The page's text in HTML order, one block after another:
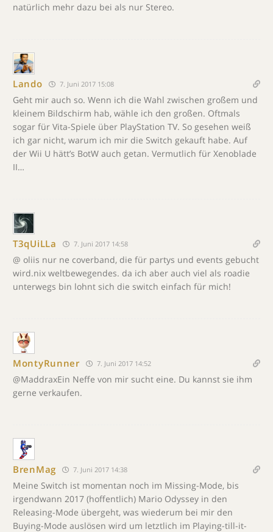
natürlich mehr dazu bei als nur Stereo.
Lando 7. Juni 2017 15:08
Geht mir auch so. Wenn ich die Wahl zwischen großem und
kleinem Bildschirm hab, wähle ich den großen. Oftmals
sogar für Vita-Spiele über PlayStation TV. So gesehen weiß
ich gar nicht, warum ich mir die Switch gekauft habe. Auf
der Wii U hätt’s BotW auch getan. Vermutlich für Xenoblade
II…
T3qUiLLa 7. Juni 2017 14:58
@ oliis nur ne coverband, die für partys und events gebucht
wird.nix weltbewegendes. da ich aber auch viel als roadie
unterwegs bin lohnt sich die switch einfach für mich!
MontyRunner 7. Juni 2017 14:52
@MaddraxEin Neffe von mir sucht eine. Du kannst sie ihm
gerne verkaufen.
BrenMag 7. Juni 2017 14:38
Meine Switch ist momentan noch im Missing-Mode, bis
irgendwann 2017 (hoffentlich) Mario Odyssey in den
Releasing-Mode übergeht, was wiederum bei mir den
Buying-Mode auslösen wird um letztlich im Playing-till-it-